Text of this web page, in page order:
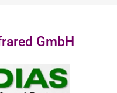
GmbH